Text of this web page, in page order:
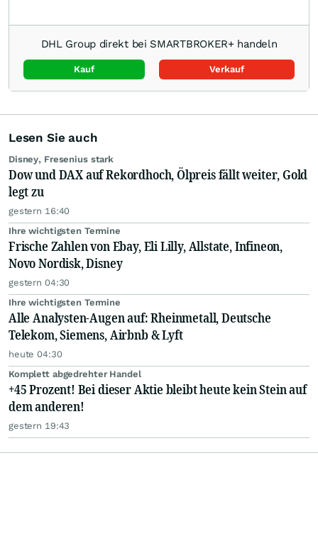
DHL Group direkt bei SMARTBROKER+ handeln
Kauf Verkauf
Lesen Sie auch
Disney, Fresenius stark
Dow und DAX auf Rekordhoch, Ölpreis fällt weiter, Gold
legt zu
gestern 16:40
Ihre wichtigsten Termine
Frische Zahlen von Ebay, Eli Lilly, Allstate, Infineon,
Novo Nordisk, Disney
gestern 04:30
Ihre wichtigsten Termine
Alle Analysten-Augen auf: Rheinmetall, Deutsche
Telekom, Siemens, Airbnb & Lyft
heute 04:30
Komplett abgedrehter Handel
+45 Prozent! Bei dieser Aktie bleibt heute kein Stein auf
dem anderen!
gestern 19:43